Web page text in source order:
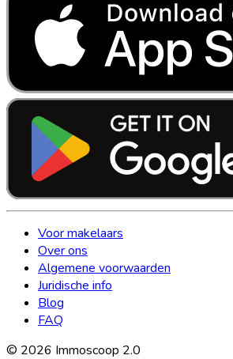
Voor makelaars
Over ons
Algemene voorwaarden
Juridische info
Blog
FAQ
© 2026 Immoscoop 2.0